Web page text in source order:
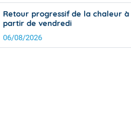
Retour progressif de la chaleur à
partir de vendredi
06/08/2026